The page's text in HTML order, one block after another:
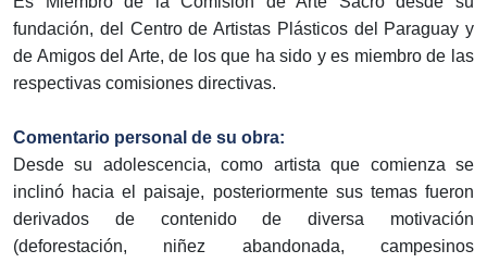
fundación, del Centro de Artistas Plásticos del Paraguay y
de Amigos del Arte, de los que ha sido y es miembro de las
respectivas comisiones directivas.
Comentario personal de su obra:
Desde su adolescencia, como artista que comienza se
inclinó hacia el paisaje, posteriormente sus temas fueron
derivados de contenido de diversa motivación
(deforestación, niñez abandonada, campesinos